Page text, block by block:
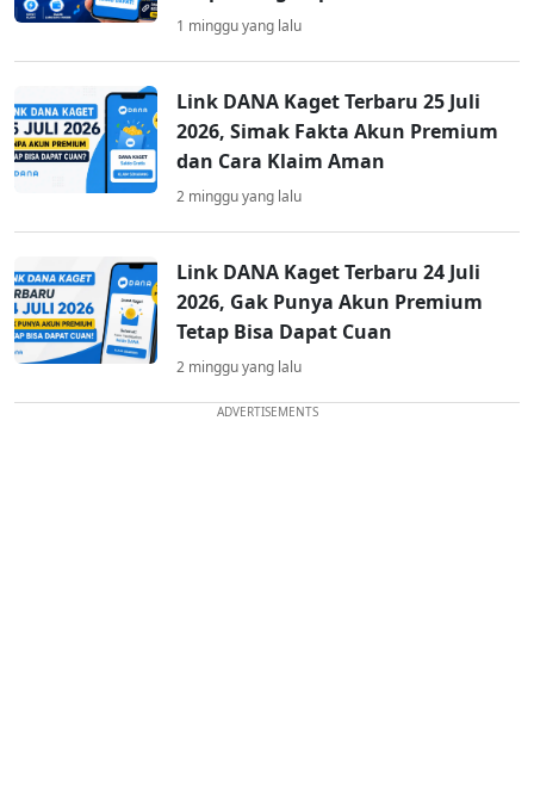
1 minggu yang lalu
Link DANA Kaget Terbaru 25 Juli
2026, Simak Fakta Akun Premium
dan Cara Klaim Aman
2 minggu yang lalu
Link DANA Kaget Terbaru 24 Juli
2026, Gak Punya Akun Premium
Tetap Bisa Dapat Cuan
2 minggu yang lalu
ADVERTISEMENTS